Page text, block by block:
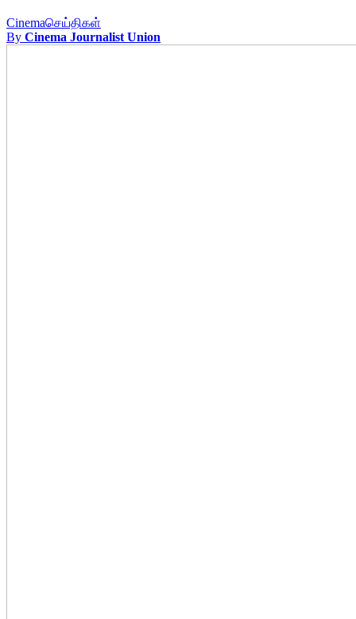
Cinemaசெய்திகள்
By Cinema Journalist Union